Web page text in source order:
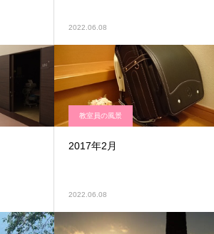
2022.06.08
教室員の風景
2017年2月
2022.06.08